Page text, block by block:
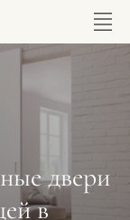
двери
в